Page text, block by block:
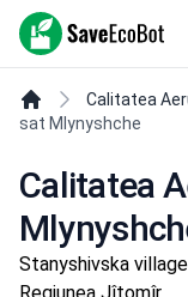
SaveEcoBot
Calitatea
sat Mlynyshche
Calitatea
Stanyshivska